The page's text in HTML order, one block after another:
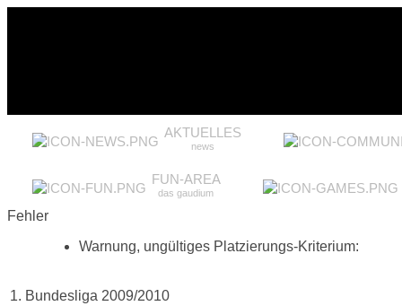
AKTUELLES
news
FUN-AREA
das gaudium
Fehler
Warnung, ungültiges Platzierungs-Kriterium:
1. Bundesliga 2009/2010